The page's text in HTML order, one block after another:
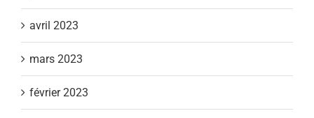
avril 2023
mars 2023
février 2023